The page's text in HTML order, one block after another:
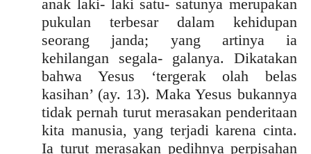
anak laki- laki satu- satunya merupakan
pukulan terbesar dalam kehidupan
seorang janda; yang artinya ia
kehilangan segala- galanya. Dikatakan
bahwa Yesus ‘tergerak olah belas
kasihan’ (ay. 13). Maka Yesus bukannya
tidak pernah turut merasakan penderitaan
kita manusia, yang terjadi karena cinta.
Ia turut merasakan pedihnya perpisahan